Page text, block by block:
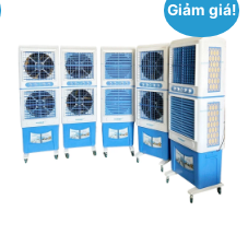
Giảm giá!